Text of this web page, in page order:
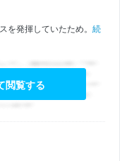
を発揮していたため。 続
閲覧する